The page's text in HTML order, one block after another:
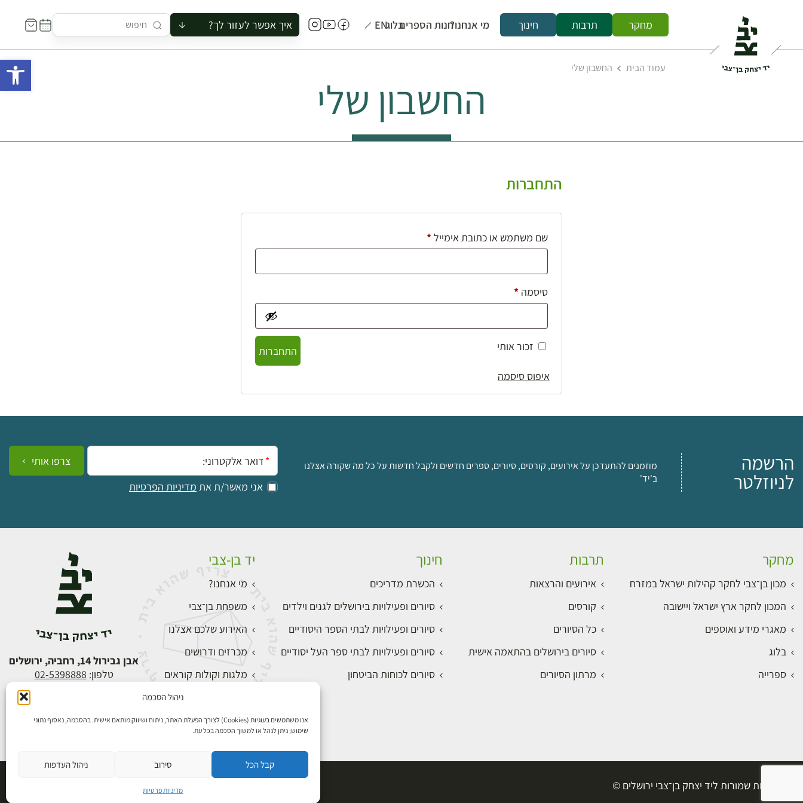
ניהול הסכמה
אנו משתמשים בעוגיות (Cookies) לצורך הפעלת האתר, ניתוח ושיווק מותאם אישית. בהסכמה, נאסוף נתוני
שימוש; ניתן לנהל או למשוך הסכמה בכל עת.
קבל הכל סירוב ניהול העדפות
מדיניות פרטיות
מחקר תרבות חינוך מי אנחנו?חנות הספריםבלוגEN איך אפשר לעזור לך?
להזמין סיור לקבוצה
לתאם ביקור בצריף
עמוד הבית החשבון שלי
החשבון שלי
התחברות
שם משתמש או כתובת אימייל*חובה
סיסמה*חובה
זכור אותי
התחברות
איפוס סיסמה
הרשמה
לניוזלטר
מוזמנים להתעדכן על אירועים, קורסים, סיורים, ספרים חדשים ולקבל חדשות על כל מה שקורה אצלנו
ב'יד'
אימייל:
אני מאשר/ת את מדיניות הפרטיות
צרפו אותי
מחקר
מכון בן־צבי לחקר קהילות ישראל במזרח
המכון לחקר ארץ ישראל ויישובה
מאגרי מידע ואוספים
בלוג
ספרייה
תרבות
אירועים והרצאות
קורסים
כל הסיורים
סיורים בירושלים בהתאמה אישית
מרתון הסיורים
חינוך
הכשרת מדריכים
סיורים ופעילויות בירושלים לגנים וילדים
סיורים ופעילויות לבתי הספר היסודיים
סיורים ופעילויות לבתי ספר העל יסודיים
סיורים לכוחות הביטחון
יד בן-צבי
מי אנחנו?
משפחת בן־צבי
האירוע שלכם אצלנו
מכרזים ודרושים
מלגות וקולות קוראים
התחברות
אבן גבירול 14, רחביה, ירושלים
טלפון: 02-5398888
כל הזכויות שמורות ליד יצחק בן־צבי ירושלים ©